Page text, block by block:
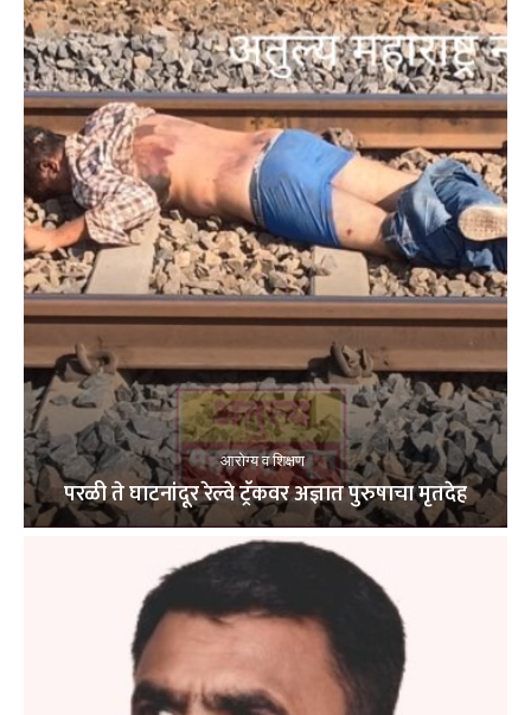
आरोग्य व शिक्षण
परळी ते घाटनांदूर रेल्वे ट्रॅकवर अज्ञात पुरुषाचा मृतदेह